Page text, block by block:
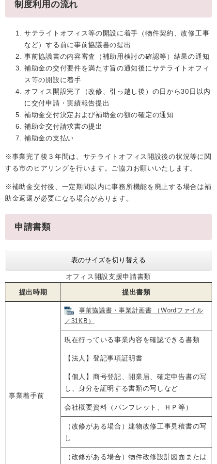
制度利用の流れ
サテライトオフィス等の開設に着手（物件契約、改修工事
など）する前に事前協議書の提出
事前協議書の内容審査（補助用検討の確認等）結果の通知
補助金の交付要件を満たす旨の通知後にサテライトオフィ
ス等の開設に着手
オフィス開設完了（改修、引っ越し後）の日から30日以内
に交付申請・実績報告提出
補助金交付決定および補助金の額の確定の通知
補助金交付請求書の提出
補助金の支払い
※事業完了後３年間は、サテライトオフィス開設後の状況等に関
する市のヒアリングを行います。ご協力お願いいたします。
※補助金交付後、一定期間以内に事務所機能を廃止する場合は補
助金返還が必要になる場合があります。
申請書類
表のサイズを切り替える
オフィス開設支援申請書類
提出時期
提出書類
事業着手前
事前協議書・事業計画書 （Wordファイル
／31KB）
現在行っている事業内容を確認できる書類
【法人】登記事項証明書
【個人】商号登記、開業届、確定申告書の写
し、身分を証明する書類の写しなど
会社概要資料（パンフレット、ＨＰ等）
（改修がある場合）建物改修工事見積書の写
し
（改修がある場合）物件改修設計図面または